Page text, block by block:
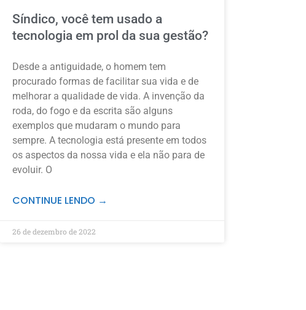
Síndico, você tem usado a
tecnologia em prol da sua gestão?
Desde a antiguidade, o homem tem
procurado formas de facilitar sua vida e de
melhorar a qualidade de vida. A invenção da
roda, do fogo e da escrita são alguns
exemplos que mudaram o mundo para
sempre. A tecnologia está presente em todos
os aspectos da nossa vida e ela não para de
evoluir. O
CONTINUE LENDO →
26 de dezembro de 2022